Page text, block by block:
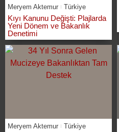
Meryem Aktemur Türkiye
Kıyı Kanunu Değişti: Plajlarda
Yeni Dönem ve Bakanlık
Denetimi
Meryem Aktemur Türkiye